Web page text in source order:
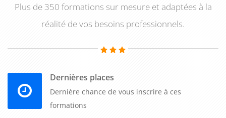
Plus de 350 formations sur mesure et adaptées à la
réalité de vos besoins professionnels.
Dernières places
Dernière chance de vous inscrire à ces
formations